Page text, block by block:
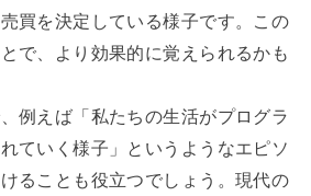
買を決定している様子です。この
で、より効果的に覚えられるかも
例えば「私たちの生活がプログラ
ていく様子」というようなエピソ
ることも役立つでしょう。現代の